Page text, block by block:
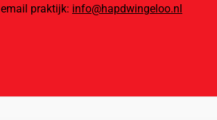
email praktijk: info@hapdwingeloo.nl